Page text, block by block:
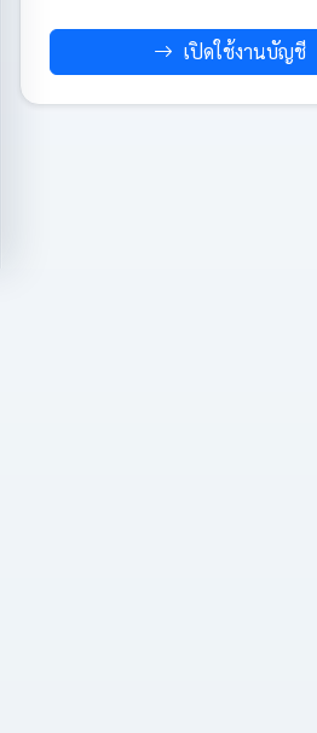
เปิดใช้งานบัญชี